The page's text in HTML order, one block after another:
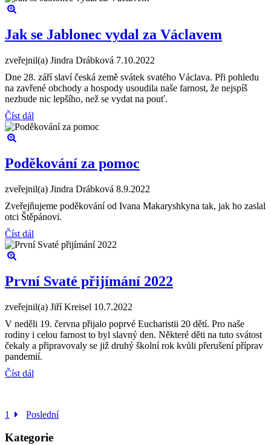
Jak se Jablonec vydal za Václavem
zveřejnil(a) Jindra Drábková 7.10.2022
Dne 28. září slaví česká země svátek svatého Václava. Při pohledu
na zavřené obchody a hospody usoudila naše farnost, že nejspíš
nezbude nic lepšího, než se vydat na pouť.
Číst dál
Poděkování za pomoc
zveřejnil(a) Jindra Drábková 8.9.2022
Zveřejňujeme poděkování od Ivana Makaryshkyna tak, jak ho zaslal
otci Štěpánovi.
Číst dál
První Svaté přijímání 2022
zveřejnil(a) Jiří Kreisel 10.7.2022
V neděli 19. června přijalo poprvé Eucharistii 20 dětí. Pro naše
rodiny i celou farnost to byl slavný den. Některé děti na tuto svátost
čekaly a připravovaly se již druhý školní rok kvůli přerušení příprav
pandemií.
Číst dál
1 Poslední
Kategorie